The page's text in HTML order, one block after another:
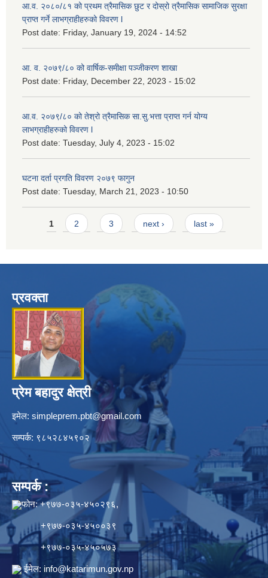
आ.व. २०८०/८१ को प्रथम त्रैमासिक छुट र दोस्रो त्रैमासिक सामाजिक सुरक्षा
प्राप्त गर्ने लाभग्राहीहरुको विवरण l
Post date: Friday, January 19, 2024 - 14:52
आ. व. २०७९/८० को वार्षिक-समीक्षा पञ्जीकरण शाखा
Post date: Friday, December 22, 2023 - 15:02
आ.व. २०७९/८० को तेश्रो त्रैमासिक सा.सु.भ‍त्ता प्राप्त गर्न योग्य
लाभग्राहीहरुको विवरण l
Post date: Tuesday, July 4, 2023 - 15:02
घटना दर्ता प्रगति विवरण २०७९ फागुन
Post date: Tuesday, March 21, 2023 - 10:50
Pages
1 2 3 next › last »
प्रवक्ता
प्रेम बहादुर क्षेत्री
इमेल: simpleprem.pbt@gmail.com
सम्पर्क: ९८५२८४५९०२
सम्पर्क :
फोन: +९७७-०३५-४५०२९६,
+९७७-०३५-४५००३९
+९७७-०३५-४५०५७३
ईमेल: info@katarimun.gov.np